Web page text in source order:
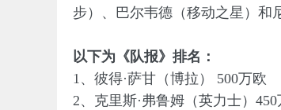
步）、巴尔韦德（移动之星）和
以下为《队报》排名：
1、彼得·萨甘（博拉） 500万欧
2、克里斯·弗鲁姆（英力士）450